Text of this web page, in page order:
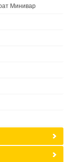
Минивар